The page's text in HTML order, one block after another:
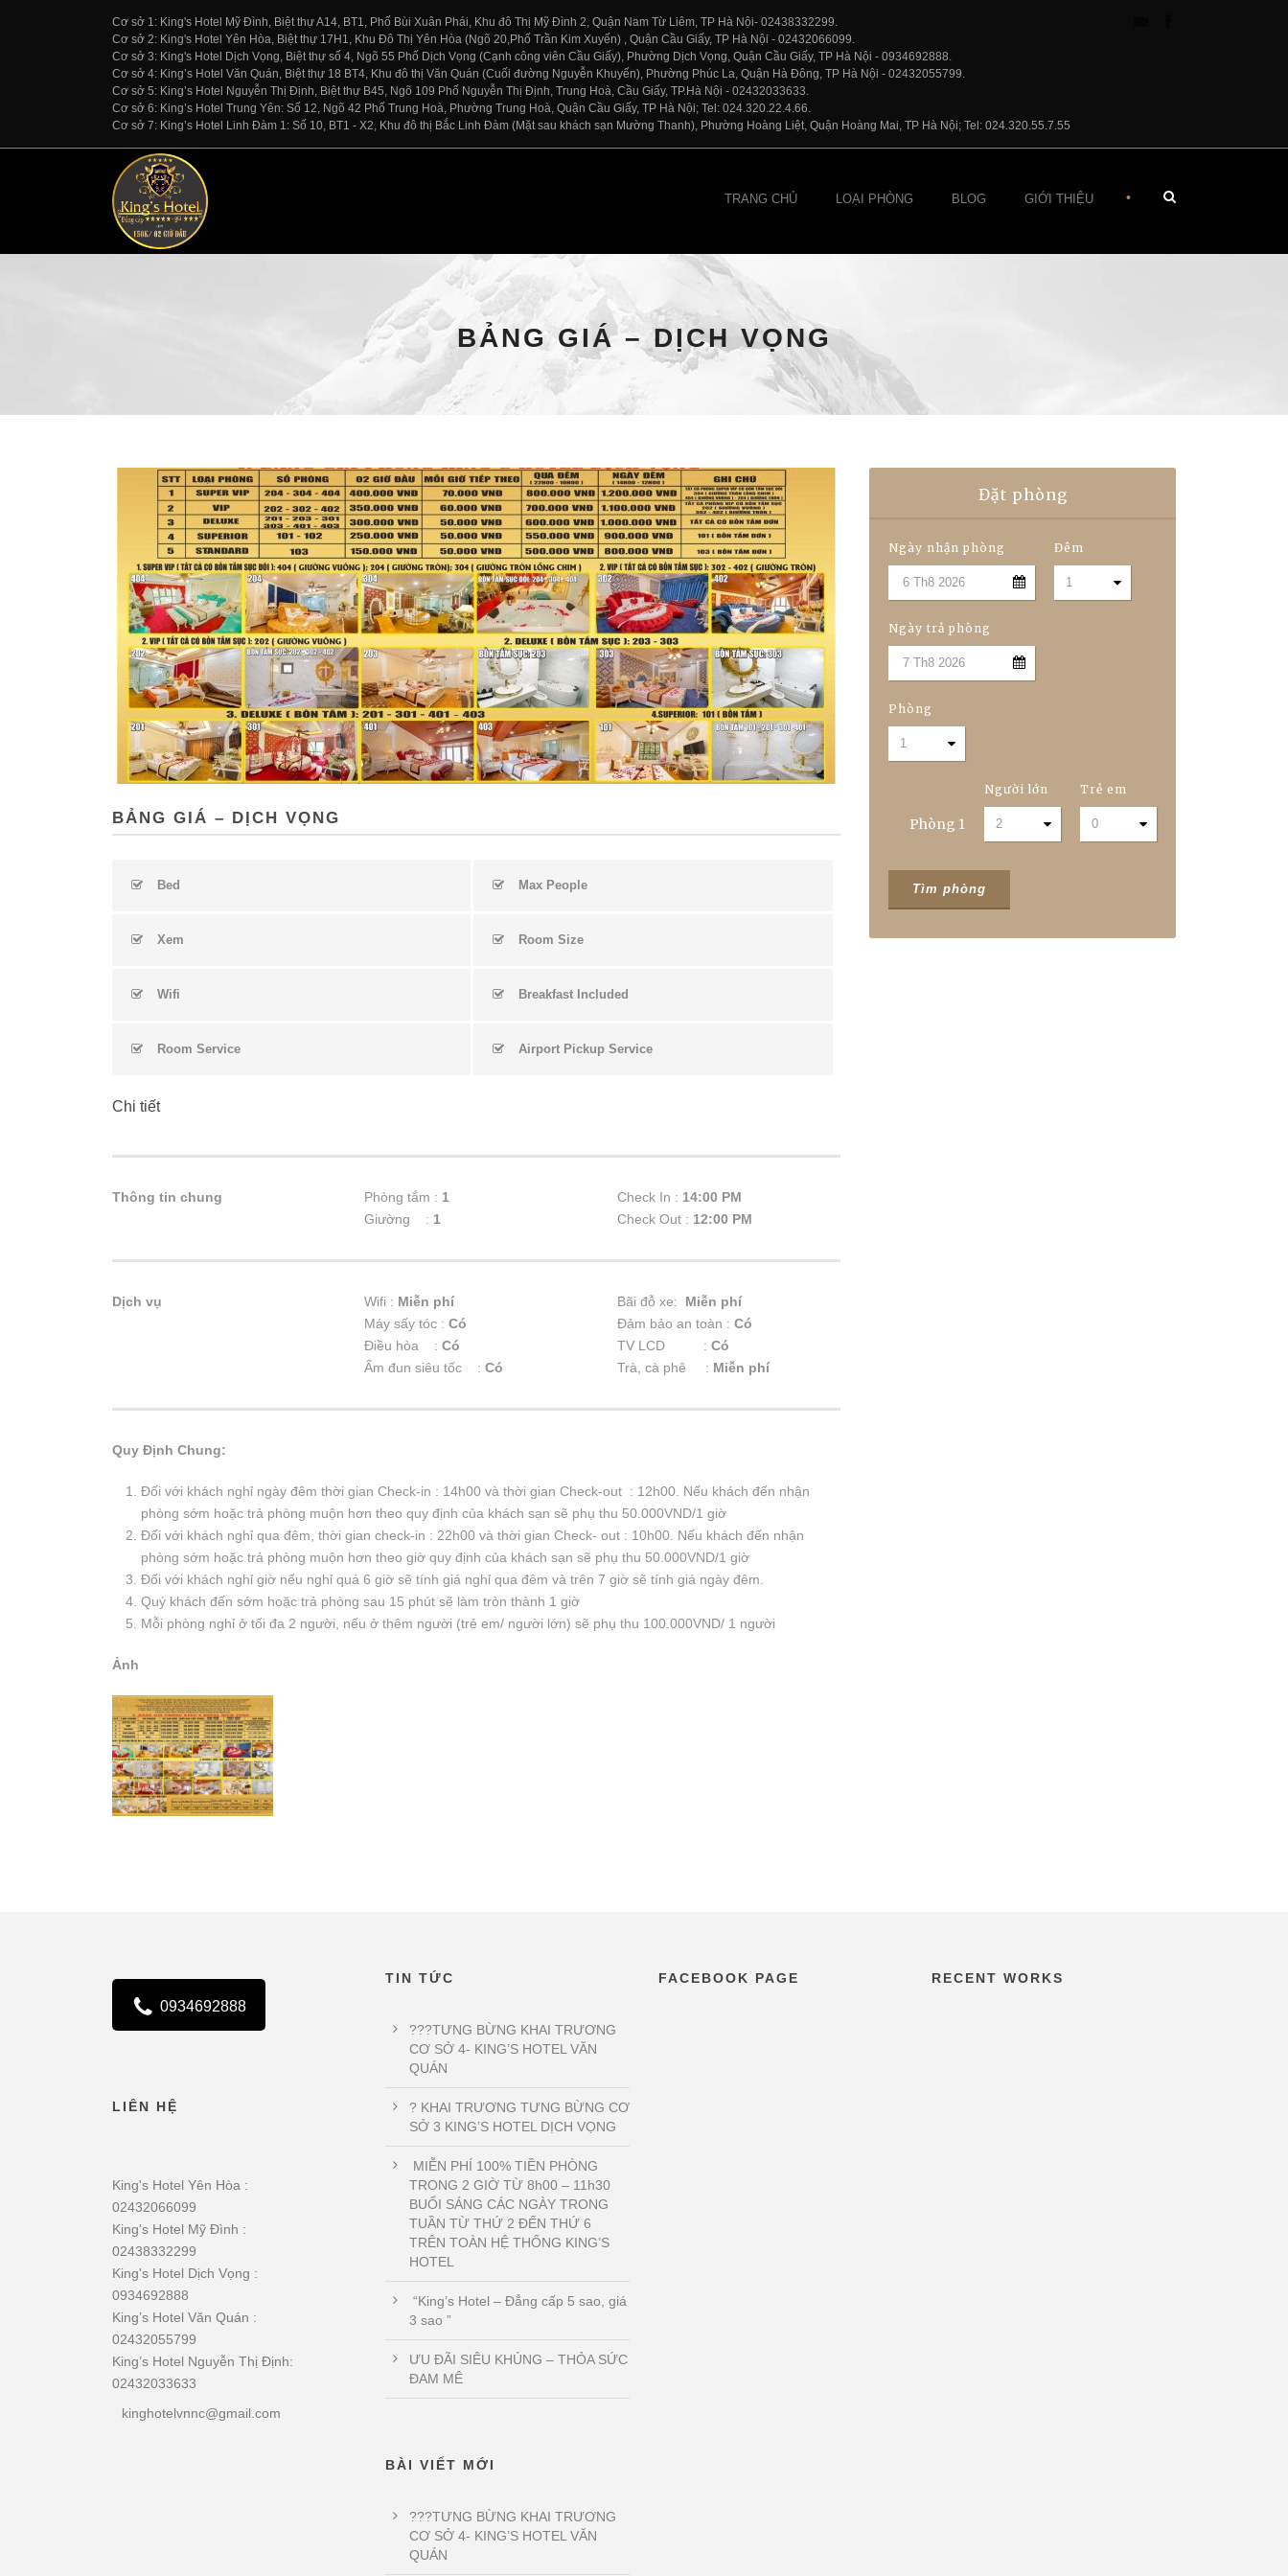
Cơ sở 1: King's Hotel Mỹ Đình, Biệt thự A14, BT1, Phố Bùi Xuân Phái, Khu đô Thị Mỹ Đình 2, Quận Nam Từ Liêm, TP Hà Nội- 02438332299.
Cơ sở 2: King's Hotel Yên Hòa, Biệt thự 17H1, Khu Đô Thị Yên Hòa (Ngõ 20,Phố Trần Kim Xuyến) , Quận Cầu Giấy, TP Hà Nội - 02432066099.
Cơ sở 3: King's Hotel Dịch Vọng, Biệt thự số 4, Ngõ 55 Phố Dịch Vọng (Cạnh công viên Cầu Giấy), Phường Dịch Vọng, Quận Cầu Giấy, TP Hà Nội - 0934692888.
Cơ sở 4: King’s Hotel Văn Quán, Biệt thự 18 BT4, Khu đô thị Văn Quán (Cuối đường Nguyễn Khuyến), Phường Phúc La, Quận Hà Đông, TP Hà Nội - 02432055799.
Cơ sở 5: King’s Hotel Nguyễn Thị Định, Biệt thự B45, Ngõ 109 Phố Nguyễn Thị Định, Trung Hoà, Cầu Giấy, TP.Hà Nội - 02432033633.
Cơ sở 6: King’s Hotel Trung Yên: Số 12, Ngõ 42 Phố Trung Hoà, Phường Trung Hoà, Quận Cầu Giấy, TP Hà Nội; Tel: 024.320.22.4.66.
Cơ sở 7: King’s Hotel Linh Đàm 1: Số 10, BT1 - X2, Khu đô thị Bắc Linh Đàm (Mặt sau khách sạn Mường Thanh), Phường Hoàng Liệt, Quận Hoàng Mai, TP Hà Nội; Tel: 024.320.55.7.55
TRANG CHỦ LOẠI PHÒNG BLOG GIỚI THIỆU •
BẢNG GIÁ – DỊCH VỌNG
Đặt phòng
Ngày nhận phòng Đêm
Ngày trả phòng
Phòng
Phòng 1
Người lớn Trẻ em
BẢNG GIÁ – DỊCH VỌNG
Bed Max People
Xem Room Size
Wifi Breakfast Included
Room Service Airport Pickup Service
Chi tiết
Thông tin chung Phòng tắm : 1
Giường : 1
Check In : 14:00 PM
Check Out : 12:00 PM
Dịch vụ Wifi : Miễn phí
Máy sấy tóc :Có
Điều hòa :Có
Ấm đun siêu tốc :Có
Bãi đỗ xe: Miễn phí
Đảm bảo an toàn : Có
TV LCD : Có
Trà, cà phê : Miễn phí
Quy Định Chung:
Đối với khách nghỉ ngày đêm thời gian Check-in : 14h00 và thời gian Check-out : 12h00. Nếu khách đến nhận
phòng sớm hoặc trả phòng muộn hơn theo quy định của khách sạn sẽ phụ thu 50.000VND/1 giờ
Đối với khách nghỉ qua đêm, thời gian check-in : 22h00 và thời gian Check- out : 10h00. Nếu khách đến nhận
phòng sớm hoặc trả phòng muộn hơn theo giờ quy định của khách sạn sẽ phụ thu 50.000VND/1 giờ
Đối với khách nghỉ giờ nếu nghỉ quá 6 giờ sẽ tính giá nghỉ qua đêm và trên 7 giờ sẽ tính giá ngày đêm.
Quý khách đến sớm hoặc trả phòng sau 15 phút sẽ làm tròn thành 1 giờ
Mỗi phòng nghỉ ở tối đa 2 người, nếu ở thêm người (trẻ em/ người lớn) sẽ phụ thu 100.000VND/ 1 người
Ảnh
0934692888
LIÊN HỆ
King's Hotel Yên Hòa :
02432066099
King's Hotel Mỹ Đình :
02438332299
King's Hotel Dịch Vọng :
0934692888
King’s Hotel Văn Quán :
02432055799
King’s Hotel Nguyễn Thị Định:
02432033633
kinghotelvnnc@gmail.com
TIN TỨC
???TƯNG BỪNG KHAI TRƯƠNG
CƠ SỞ 4- KING’S HOTEL VĂN
QUÁN
? KHAI TRƯƠNG TƯNG BỪNG CƠ
SỞ 3 KING’S HOTEL DỊCH VỌNG
MIỄN PHÍ 100% TIỀN PHÒNG
TRONG 2 GIỜ TỪ 8h00 – 11h30
BUỔI SÁNG CÁC NGÀY TRONG
TUẦN TỪ THỨ 2 ĐẾN THỨ 6
TRÊN TOÀN HỆ THỐNG KING’S
HOTEL
“King’s Hotel – Đẳng cấp 5 sao, giá
3 sao ”
ƯU ĐÃI SIÊU KHỦNG – THỎA SỨC
ĐAM MÊ
BÀI VIẾT MỚI
???TƯNG BỪNG KHAI TRƯƠNG
CƠ SỞ 4- KING’S HOTEL VĂN
QUÁN
FACEBOOK PAGE RECENT WORKS